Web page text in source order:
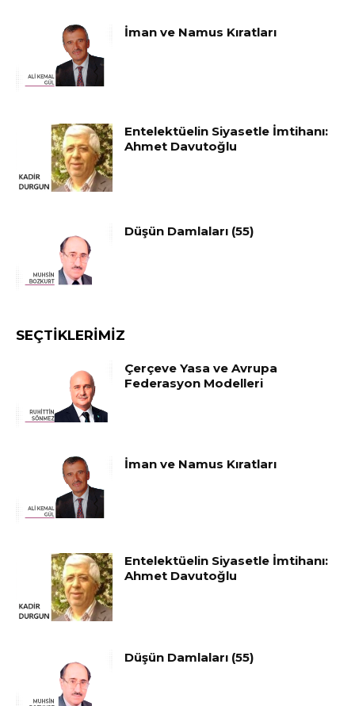
İman ve Namus Kıratları
Entelektüelin Siyasetle İmtihanı:
Ahmet Davutoğlu
Düşün Damlaları (55)
SEÇTIKLERIMIZ
Çerçeve Yasa ve Avrupa
Federasyon Modelleri
İman ve Namus Kıratları
Entelektüelin Siyasetle İmtihanı:
Ahmet Davutoğlu
Düşün Damlaları (55)